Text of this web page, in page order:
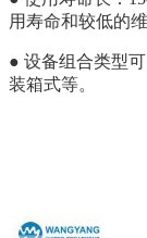
用寿命和较低的维
● 设备组合类型
装箱式等。